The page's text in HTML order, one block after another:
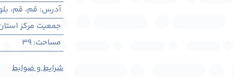
آدرس: قم، قم،
جمعیت مرکز
مساحت:
39
شرایط و ضوابط